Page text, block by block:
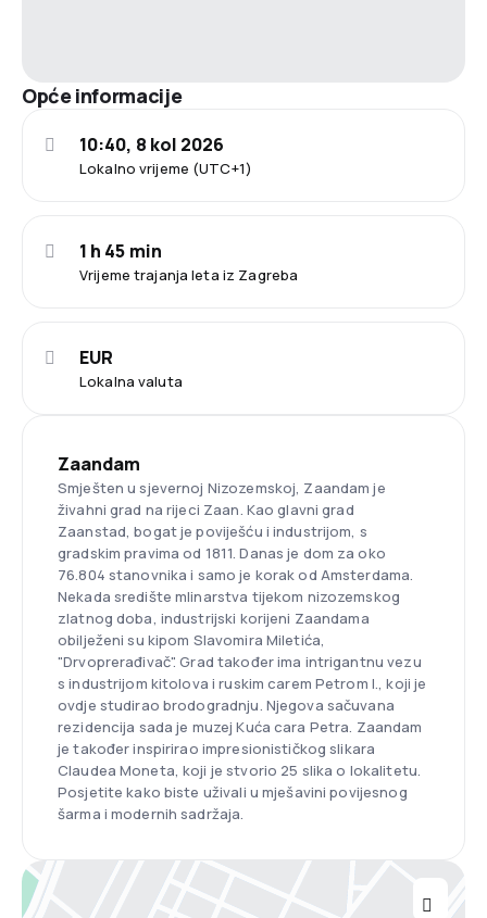
Opće informacije
Lokalno vrijeme (UTC+1)
10:40, 8 kol 2026
Vrijeme trajanja leta iz Zagreba
1 h 45 min
Lokalna valuta
EUR
Zaandam
Smješten u sjevernoj Nizozemskoj, Zaandam je
živahni grad na rijeci Zaan. Kao glavni grad
Zaanstad, bogat je poviješću i industrijom, s
gradskim pravima od 1811. Danas je dom za oko
76.804 stanovnika i samo je korak od Amsterdama.
Nekada središte mlinarstva tijekom nizozemskog
zlatnog doba, industrijski korijeni Zaandama
obilježeni su kipom Slavomira Miletića,
"Drvoprerađivač". Grad također ima intrigantnu vezu
s industrijom kitolova i ruskim carem Petrom I., koji je
ovdje studirao brodogradnju. Njegova sačuvana
rezidencija sada je muzej Kuća cara Petra. Zaandam
je također inspirirao impresionističkog slikara
Claudea Moneta, koji je stvorio 25 slika o lokalitetu.
Posjetite kako biste uživali u mješavini povijesnog
šarma i modernih sadržaja.